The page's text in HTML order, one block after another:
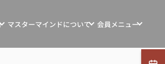
物件売買
マスターマインドについて
マスターマインドの想い
会員メニュー
新規会員登録